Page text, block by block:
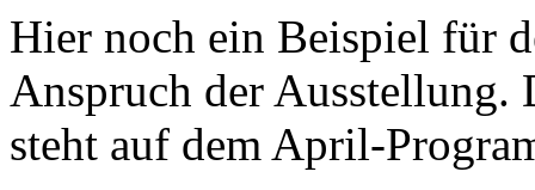
Hier noch ein Beispiel für
Anspruch der Ausstellung.
steht auf dem April-